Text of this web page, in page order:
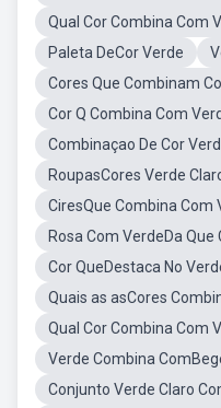
Qual Cor Combina Com
Paleta DeCor Verde
Cores Que Combinam
Cor Q Combina Com
Combinaçao De Cor
RoupasCores Verde
CiresQue Combina Com
Rosa Com VerdeDa Que
Cor QueDestaca No
Quais as asCores
Qual Cor Combina Com
Verde Combina
Conjunto Verde Claro